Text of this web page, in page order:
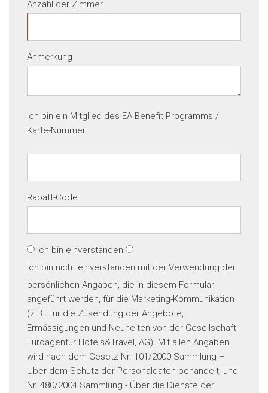
Anzahl der Zimmer
Anmerkung
Ich bin ein Mitglied des EA Benefit Programms /
Karte-Nummer
Rabatt-Code
Ich bin einverstanden
Ich bin nicht einverstanden mit der Verwendung der
persönlichen Angaben, die in diesem Formular
angeführt werden, für die Marketing-Kommunikation
(z.B . für die Zusendung der Angebote,
Ermässigungen und Neuheiten von der Gesellschaft
Euroagentur Hotels&Travel, AG). Mit allen Angaben
wird nach dem Gesetz Nr. 101/2000 Sammlung –
Über dem Schutz der Personaldaten behandelt, und
Nr. 480/2004 Sammlung - Über die Dienste der